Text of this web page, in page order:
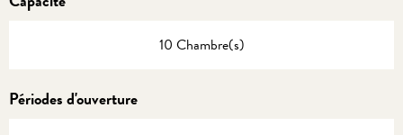
10 Chambre(s)
Périodes d'ouverture